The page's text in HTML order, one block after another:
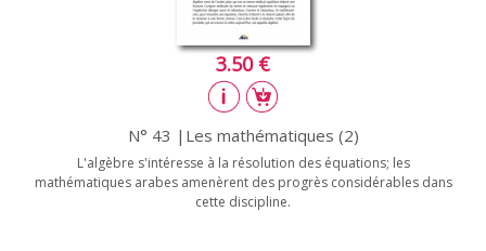
3.50 €
N° 43 |Les mathématiques (2)
L'algèbre s'intéresse à la résolution des équations; les
mathématiques arabes amenèrent des progrès considérables dans
cette discipline.